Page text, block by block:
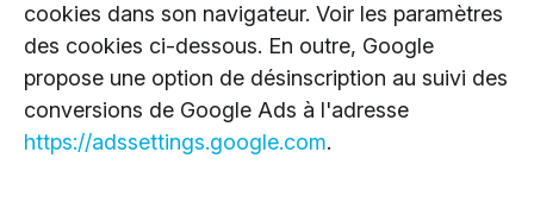
cookies dans son navigateur. Voir les paramètres
des cookies ci-dessous. En outre, Google
propose une option de désinscription au suivi des
conversions de Google Ads à l'adresse
https://adssettings.google.com.